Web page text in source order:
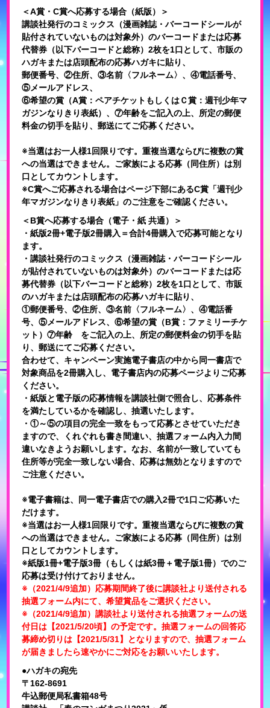
＜A賞・C賞へ応募する場合（紙版）＞
講談社発行のコミックス（漫画雑誌・バーコードシールが
貼付されていないものは対象外）のバーコードまたは応募
代替券（以下バーコードと総称）2枚を1口として、市販の
ハガキまたは店頭配布の応募ハガキに貼り、
郵便番号、②住所、③名前〈フルネーム〉、④電話番号、
⑤メールアドレス、
⑥希望の賞（A賞：ペアチケットもしくはＣ賞：週刊少年マ
ガジンなりきり表紙）、⑦年齢をご記入の上、所定の郵便
料金の切手を貼り、郵送にてご応募ください。
※当選はお一人様1回限りです。重複当選ならびに複数の賞
への当選はできません。ご家族による応募（同住所）は別
口としてカウントします。
※C賞へご応募される場合はページ下部にあるC賞「週刊少
年マガジンなりきり表紙」のご注意をご確認ください。
＜B賞へ応募する場合（電子・紙 共通）＞
・紙版2冊+電子版2冊購入＝合計4冊購入で応募可能となり
ます。
・講談社発行のコミックス（漫画雑誌・バーコードシール
が貼付されていないものは対象外）のバーコードまたは応
募代替券（以下バーコードと総称）2枚を1口として、市販
のハガキまたは店頭配布の応募ハガキに貼り、
①郵便番号、②住所、③名前〈フルネーム〉、④電話番
号、⑤メールアドレス、⑥希望の賞（B賞：ファミリーチケ
ット）⑦年齢 をご記入の上、所定の郵便料金の切手を貼
り、郵送にてご応募ください。
合わせて、キャンペーン実施電子書店の中から同一書店で
対象商品を2冊購入し、電子書店内の応募ページよりご応募
ください。
・紙版と電子版の応募情報を講談社側で照合し、応募条件
を満たしているかを確認し、抽選いたします。
・①～⑤の項目の完全一致をもって応募とさせていただき
ますので、くれぐれも書き間違い、抽選フォーム内入力間
違いなきようお願いします。なお、名前が一致していても
住所等が完全一致しない場合、応募は無効となりますので
ご注意ください。
※電子書籍は、同一電子書店での購入2冊で1口ご応募いた
だけます。
※当選はお一人様1回限りです。重複当選ならびに複数の賞
への当選はできません。ご家族による応募（同住所）は別
口としてカウントします。
※紙版1冊+電子版3冊（もしくは紙3冊＋電子版1冊）でのご
応募は受け付けておりません。
※（2021/4/9追加）応募期間終了後に講談社より送付される
抽選フォーム内にて、希望賞品をご選択ください。
※（2021/4/9追加）講談社より送付される抽選フォームの送
付日は【2021/5/20頃】の予定です。抽選フォームの回答応
募締め切りは【2021/5/31】となりますので、抽選フォーム
が届きましたら速やかにご対応をお願いいたします。
●ハガキの宛先
〒162-8691
牛込郵便局私書箱48号